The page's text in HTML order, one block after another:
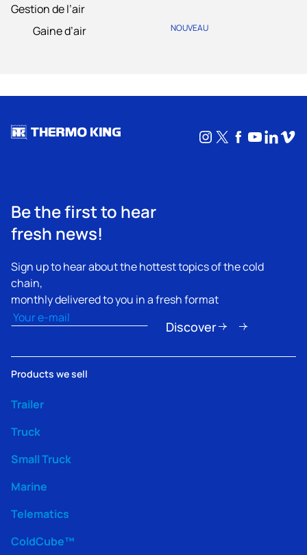
Gestion de l’air
Gaine d’air
NOUVEAU
Instagram
X Facebook
Be the first to hear
fresh news!
Sign up to hear about the hottest topics of the cold
chain,
monthly delivered to you in a fresh format
Email(Nécessaire)
Discover
Products we sell
Trailer
Truck
Small Truck
Marine
Telematics
ColdCube™